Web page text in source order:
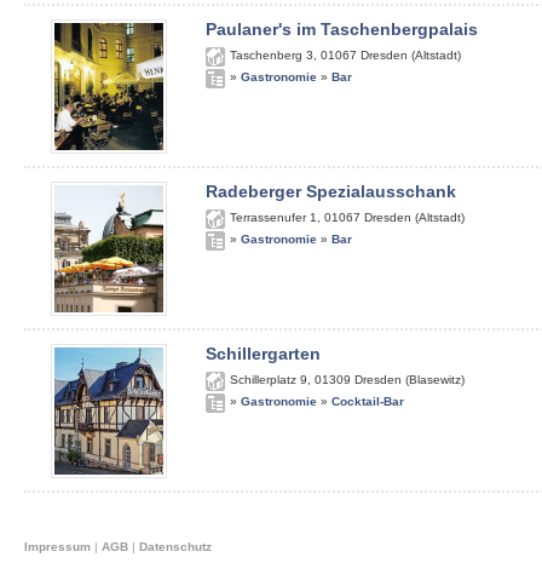
Paulaner's im Taschenbergpalais
Taschenberg 3 01067 Dresden (Altstadt)
» Gastronomie » Bar
Radeberger Spezialausschank
Terrassenufer 1 01067 Dresden (Altstadt)
» Gastronomie » Bar
Schillergarten
Schillerplatz 9 01309 Dresden (Blasewitz)
» Gastronomie » Cocktail-Bar
Impressum | AGB | Datenschutz